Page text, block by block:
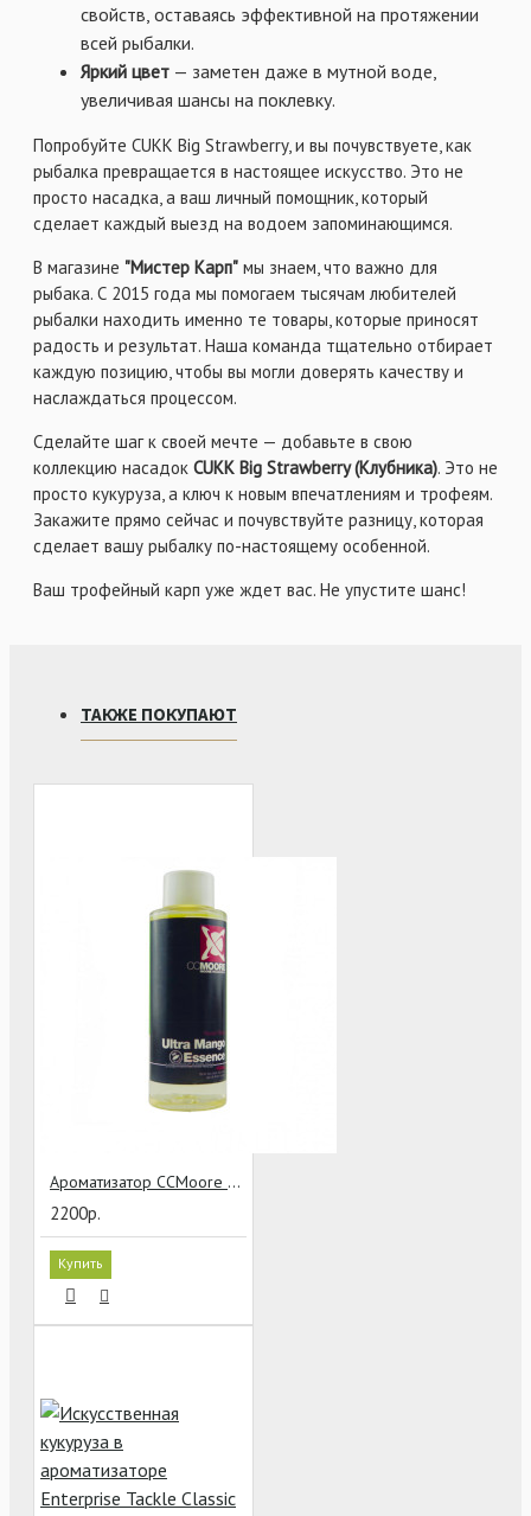
свойств, оставаясь эффективной на протяжении
всей рыбалки.
Яркий цвет — заметен даже в мутной воде,
увеличивая шансы на поклевку.
Попробуйте CUKK Big Strawberry, и вы почувствуете, как
рыбалка превращается в настоящее искусство. Это не
просто насадка, а ваш личный помощник, который
сделает каждый выезд на водоем запоминающимся.
В магазине "Мистер Карп" мы знаем, что важно для
рыбака. С 2015 года мы помогаем тысячам любителей
рыбалки находить именно те товары, которые приносят
радость и результат. Наша команда тщательно отбирает
каждую позицию, чтобы вы могли доверять качеству и
наслаждаться процессом.
Сделайте шаг к своей мечте — добавьте в свою
коллекцию насадок CUKK Big Strawberry (Клубника). Это не
просто кукуруза, а ключ к новым впечатлениям и трофеям.
Закажите прямо сейчас и почувствуйте разницу, которая
сделает вашу рыбалку по-настоящему особенной.
Ваш трофейный карп уже ждет вас. Не упустите шанс!
ТАКЖЕ ПОКУПАЮТ
Ароматизатор CCMoore Ultra Mango Essence (Манго)
2200р.
Купить